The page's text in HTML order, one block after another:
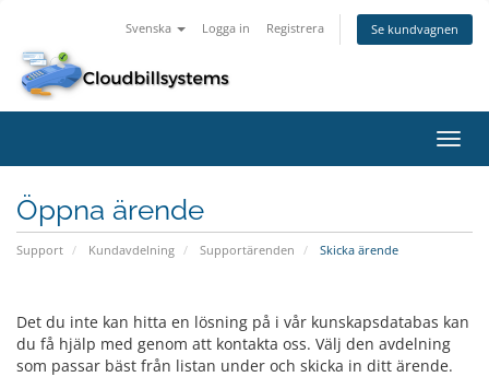
Svenska Logga in Registrera Se kundvagnen
Växla
Öppna ärende
Support Kundavdelning Supportärenden Skicka ärende
Det du inte kan hitta en lösning på i vår kunskapsdatabas kan
du få hjälp med genom att kontakta oss. Välj den avdelning
som passar bäst från listan under och skicka in ditt ärende.